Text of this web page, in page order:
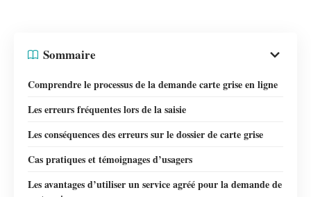
Sommaire
Comprendre le processus de la demande carte grise en ligne
Les erreurs fréquentes lors de la saisie
Les conséquences des erreurs sur le dossier de carte grise
Cas pratiques et témoignages d’usagers
Les avantages d’utiliser un service agréé pour la demande de